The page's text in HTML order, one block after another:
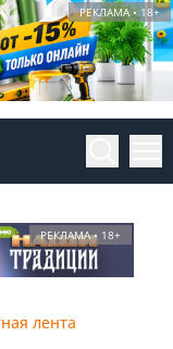
РЕКЛАМА • 18+
РЕКЛАМА • 18+
лента